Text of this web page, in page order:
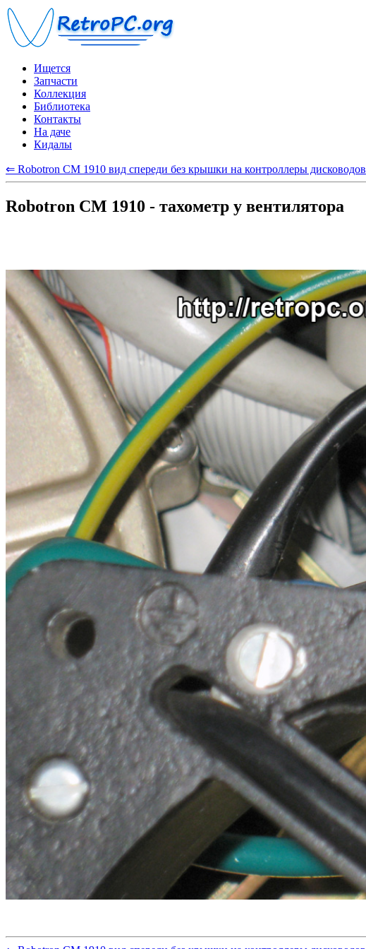
Ищется
Запчасти
Коллекция
Библиотека
Контакты
На даче
Кидалы
⇐ Robotron CM 1910 вид спереди без крышки на контроллеры дисководов
Robotron CM 1910 - тахометр у вентилятора